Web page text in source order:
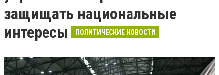
защищать национальные
интересы
ПОЛИТИЧЕСКИЕ НОВОСТИ